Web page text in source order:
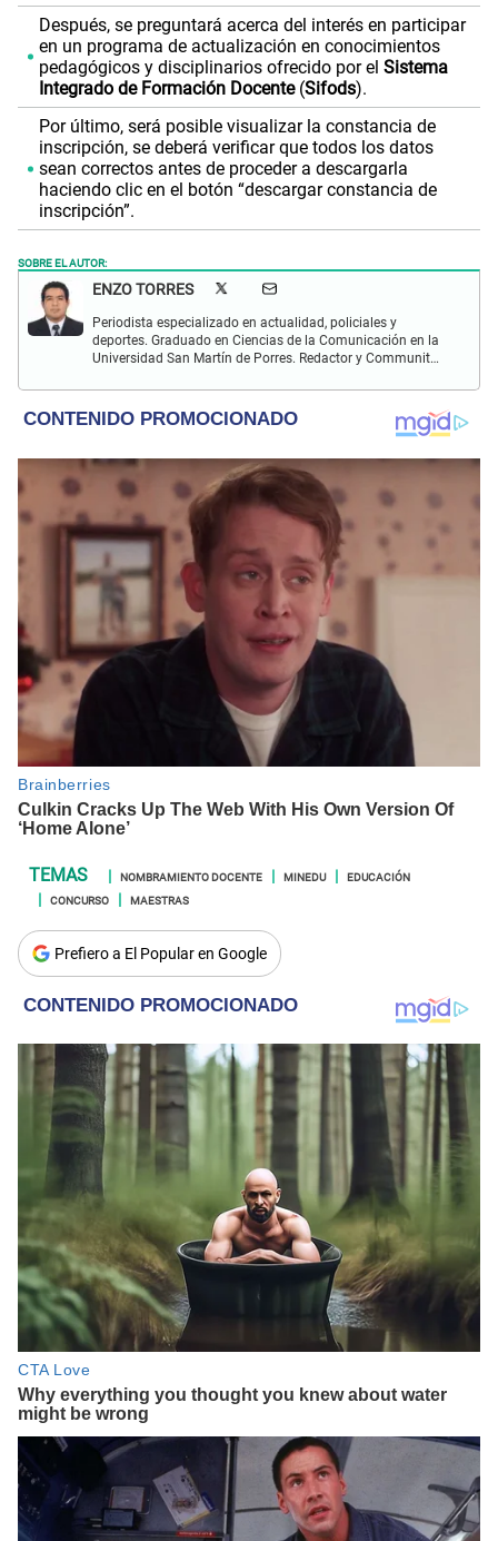
Después, se preguntará acerca del interés en participar
en un programa de actualización en conocimientos
pedagógicos y disciplinarios ofrecido por el Sistema
Integrado de Formación Docente(Sifods).
Por último, será posible visualizar la constancia de
inscripción, se deberá verificar que todos los datos
sean correctos antes de proceder a descargarla
haciendo clic en el botón “descargar constancia de
inscripción”.
SOBRE EL AUTOR:
ENZO TORRES
Periodista especializado en actualidad, policiales y
deportes. Graduado en Ciencias de la Comunicación en la
Universidad San Martín de Porres. Redactor y Communit
con política, fútbol peruano e internacional, economía,
coyuntura nacional y mundial.
NOMBRAMIENTO DOCENTE MINEDU
EDUCACIÓN
CONCURSO
MAESTRAS
Prefiero a El Popular en Google